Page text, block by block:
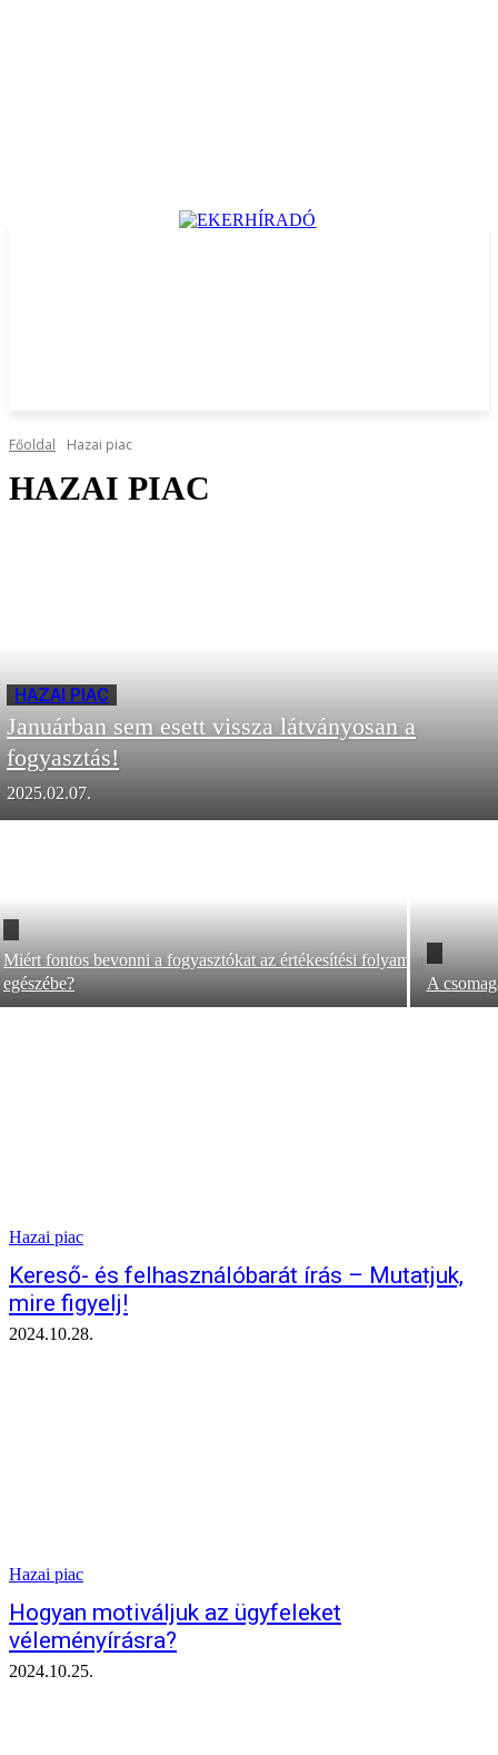
Főoldal Hazai piac
HAZAI PIAC
HAZAI PIAC
Januárban sem esett vissza látványosan a
fogyasztás!
2025.02.07.
Miért fontos bevonni a fogyasztókat az értékesítési folyamat
egészébe?
A
Hazai piac
Kereső- és felhasználóbarát írás – Mutatjuk,
mire figyelj!
2024.10.28.
Hazai piac
Hogyan motiváljuk az ügyfeleket
véleményírásra?
2024.10.25.